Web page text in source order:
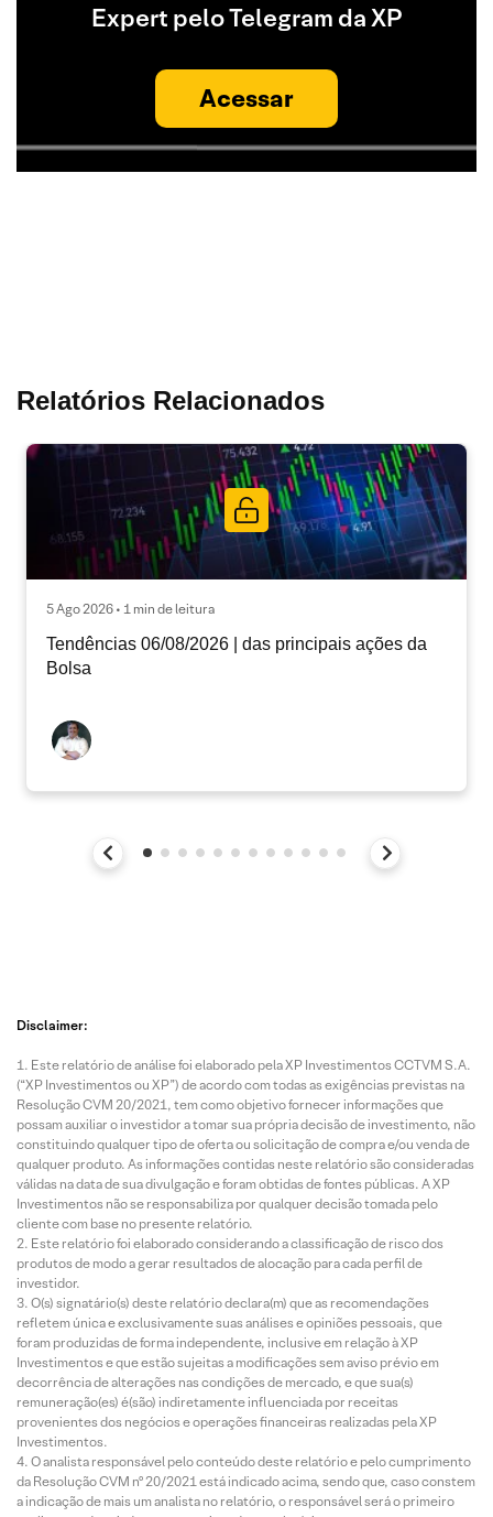
Expert pelo Telegram da XP
Acessar
Relatórios Relacionados
5 Ago 2026 • 1 min de leitura
Tendências 06/08/2026 | das principais ações da
Bolsa
Disclaimer:
Este relatório de análise foi elaborado pela XP Investimentos CCTVM S.A.
(“XP Investimentos ou XP”) de acordo com todas as exigências previstas na
Resolução CVM 20/2021, tem como objetivo fornecer informações que
possam auxiliar o investidor a tomar sua própria decisão de investimento, não
constituindo qualquer tipo de oferta ou solicitação de compra e/ou venda de
qualquer produto. As informações contidas neste relatório são consideradas
válidas na data de sua divulgação e foram obtidas de fontes públicas. A XP
Investimentos não se responsabiliza por qualquer decisão tomada pelo
cliente com base no presente relatório.
Este relatório foi elaborado considerando a classificação de risco dos
produtos de modo a gerar resultados de alocação para cada perfil de
investidor.
O(s) signatário(s) deste relatório declara(m) que as recomendações
refletem única e exclusivamente suas análises e opiniões pessoais, que
foram produzidas de forma independente, inclusive em relação à XP
Investimentos e que estão sujeitas a modificações sem aviso prévio em
decorrência de alterações nas condições de mercado, e que sua(s)
remuneração(es) é(são) indiretamente influenciada por receitas
provenientes dos negócios e operações financeiras realizadas pela XP
Investimentos.
O analista responsável pelo conteúdo deste relatório e pelo cumprimento
da Resolução CVM nº 20/2021 está indicado acima, sendo que, caso constem
a indicação de mais um analista no relatório, o responsável será o primeiro